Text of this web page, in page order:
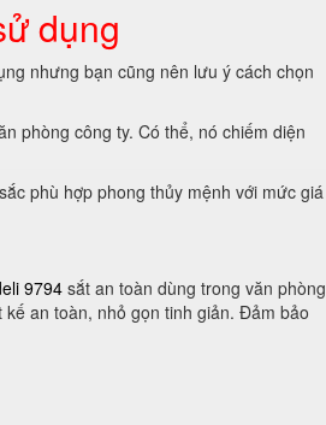
dụng
nhưng bạn cũng nên lưu ý cách chọn
phòng công ty. Có thể, nó chiếm diện
phù hợp phong thủy mệnh với mức giá
9794 sắt an toàn dùng trong văn phòng
an toàn, nhỏ gọn tinh giản. Đảm bảo